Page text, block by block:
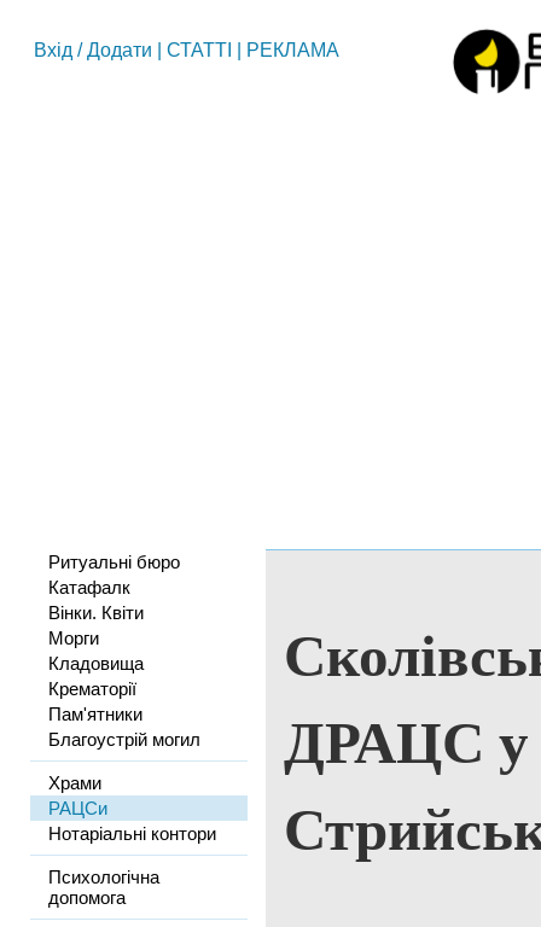
Вхід /Додати СТАТТІ РЕКЛАМА
Ритуальні бюро
Катафалк
Вінки. Квіти
Морги
Кладовища
Крематорії
Пам'ятники
Благоустрій могил
Храми
РАЦСи
Нотаріальні контори
Психологічна
допомога
ДРАЦС у